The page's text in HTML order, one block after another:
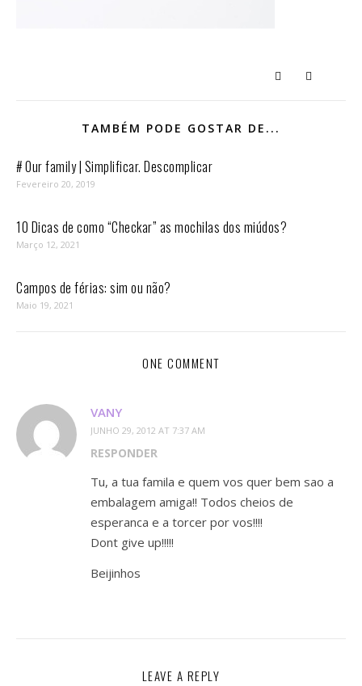
TAMBÉM PODE GOSTAR DE...
# Our family | Simplificar. Descomplicar
Fevereiro 20, 2019
10 Dicas de como “Checkar” as mochilas dos miúdos?
Março 12, 2021
Campos de férias: sim ou não?
Maio 19, 2021
ONE COMMENT
VANY
JUNHO 29, 2012 AT 7:37 AM
RESPONDER
Tu, a tua famila e quem vos quer bem sao a
embalagem amiga!! Todos cheios de
esperanca e a torcer por vos!!!!
Dont give up!!!!!
Beijinhos
LEAVE A REPLY